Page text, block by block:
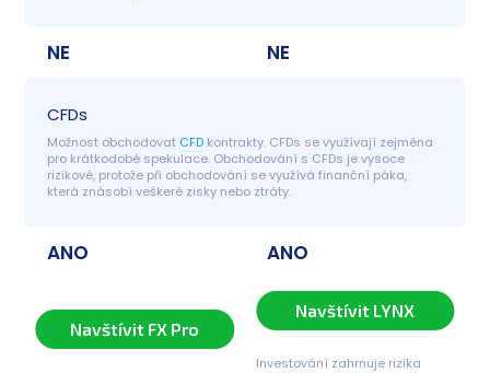
NE NE
CFDs
Možnost obchodovat CFD kontrakty. CFDs se využívají zejména
pro krátkodobé spekulace. Obchodování s CFDs je vysoce
rizikové, protože při obchodování se využívá finanční páka,
která znásobí veškeré zisky nebo ztráty.
ANO ANO
Navštívit FX Pro
Navštívit LYNX
Investování zahrnuje rizika